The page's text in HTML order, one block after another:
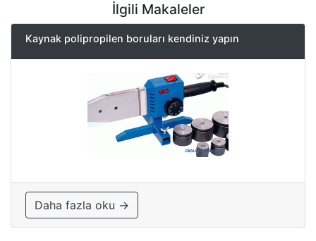
İlgili Makaleler
Kaynak polipropilen boruları kendiniz yapın
Daha fazla oku →